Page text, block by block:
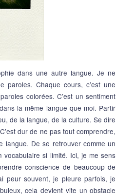
dans une autre langue. Je ne
paroles. Chaque cours, c’est une
colorées. C’est un sentiment
la même langue que moi. Partir
de la langue, de la culture. Se dire
dur de ne pas tout comprendre,
langue. De se retrouver comme un
si limité. Ici, je me sens
conscience de beaucoup de
peur souvent, je pleure parfois, je
cela devient vite un obstacle